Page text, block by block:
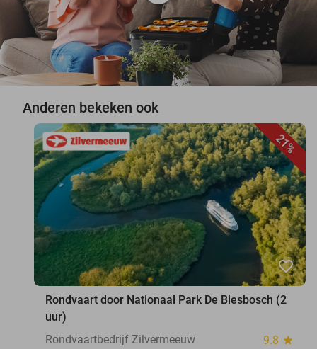
Anderen bekeken ook
21%
favorite_border
Rondvaart door Nationaal Park De Biesbosch (2
uur)
Rondvaartbedrijf Zilvermeeuw
9.8 star